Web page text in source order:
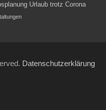
Urlaub trotz Corona
Datenschutzerklärung